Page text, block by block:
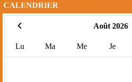
CALENDRIER
Août 2026
Lu Ma Me Je